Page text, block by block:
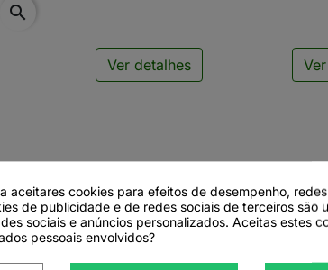
search
Ver detalhes
aceitares cookies para efeitos de desempenho,
de publicidade e de redes sociais de terceiros são
sociais e anúncios personalizados. Aceitas estes
pessoais envolvidos?